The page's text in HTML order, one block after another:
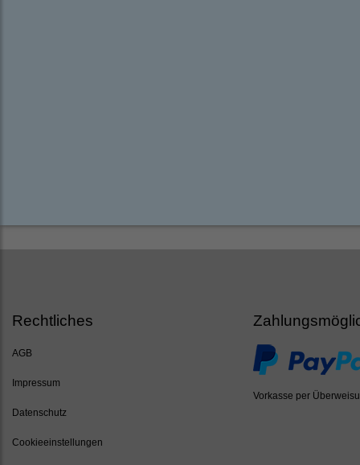
Rechtliches
AGB
Impressum
Datenschutz
Cookieeinstellungen
Vorkasse per